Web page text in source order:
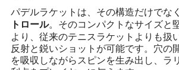
パデルラケットは、その構造だけでな
トロール。そのコンパクトなサイズと
より、従来のテニスラケットよりも扱
反射と鋭いショットが可能です。穴の
を吸収しながらスピンを生み出し、ラ